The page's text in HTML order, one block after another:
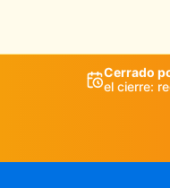
Cerrado
el cierre: